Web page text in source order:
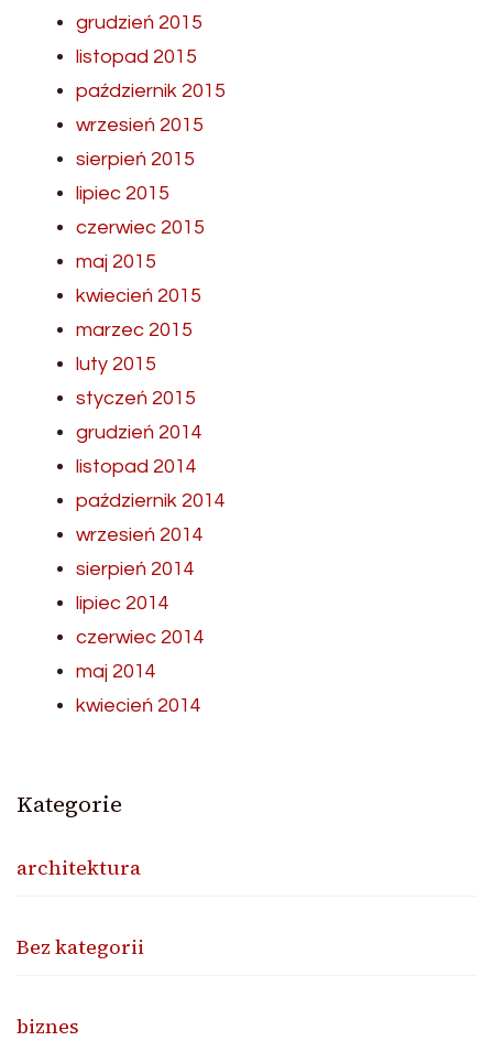
grudzień 2015
listopad 2015
październik 2015
wrzesień 2015
sierpień 2015
lipiec 2015
czerwiec 2015
maj 2015
kwiecień 2015
marzec 2015
luty 2015
styczeń 2015
grudzień 2014
listopad 2014
październik 2014
wrzesień 2014
sierpień 2014
lipiec 2014
czerwiec 2014
maj 2014
kwiecień 2014
Kategorie
architektura
Bez kategorii
biznes